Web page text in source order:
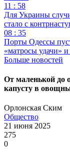
11 : 58
Для Украины
стало с
08 : 35
Порты Одессы
«матросы удачи»
Больше новостей
От маленькой до
капусту в
Орлонская Ским
Общество
21 июня 2025
275
0